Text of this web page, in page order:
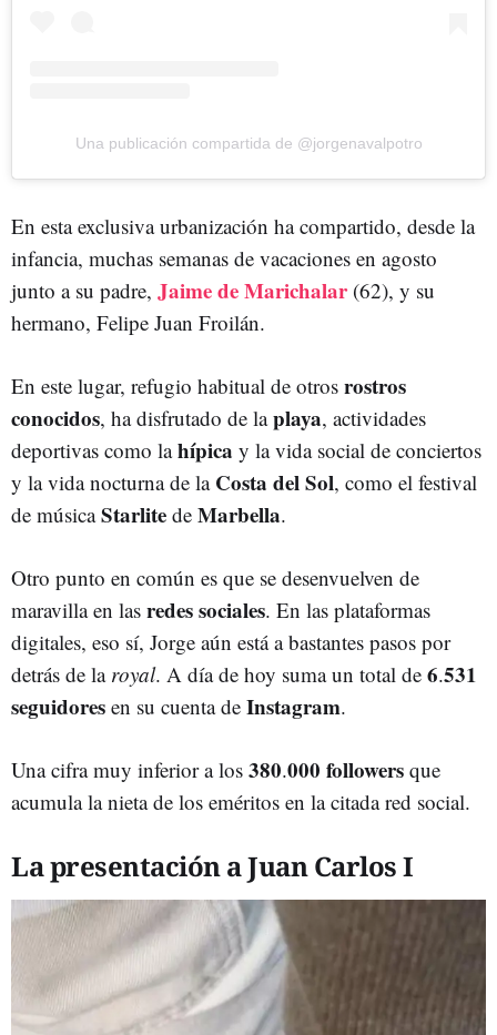
Una publicación compartida de @jorgenavalpotro
En esta exclusiva urbanización ha compartido, desde la
infancia, muchas semanas de vacaciones en agosto
junto a su padre, Jaime de Marichalar(62), y su
hermano, Felipe Juan Froilán.
En este lugar, refugio habitual de otros rostros
conocidos, ha disfrutado de laplaya, actividades
deportivas como lahípica y la vida social de conciertos
y la vida nocturna de laCosta del Sol, como el festival
de músicaStarlite de Marbella.
Otro punto en común es que se desenvuelven de
maravilla en las redes sociales. En las plataformas
digitales, eso sí, Jorge aún está a bastantes pasos por
detrás de la royal. A día de hoy suma un total de 6.531
seguidores en su cuenta de Instagram.
Una cifra muy inferior a los 380.000 followers que
acumula la nieta de los eméritos en la citada red social.
La presentación a Juan Carlos I